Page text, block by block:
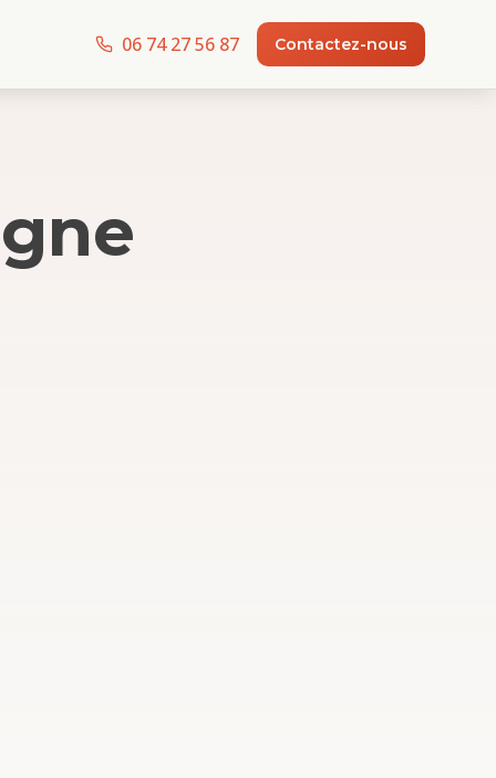
06 74 27 56 87 Contactez-nous